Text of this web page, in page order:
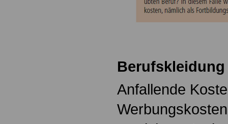
Berufskleidung
Anfallende